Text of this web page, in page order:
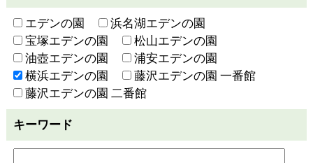
エデンの園
浜名湖エデンの園
宝塚エデンの園
松山エデンの園
油壺エデンの園
浦安エデンの園
横浜エデンの園
藤沢エデンの園 一番館
藤沢エデンの園 二番館
キーワード